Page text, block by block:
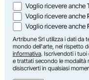
Voglio ricevere anche
Voglio ricevere anche
Voglio ricevere anche
Artribune Srl utilizza i dati da
mondo dell'arte, nel rispetto
informativa. Iscrivendoti i
e trattati secondo le modalità
disiscriverti in qualsiasi